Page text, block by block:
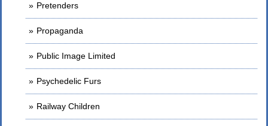
Pretenders
Propaganda
Public Image Limited
Psychedelic Furs
Railway Children